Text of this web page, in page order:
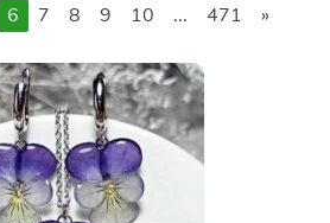
6 7 8 9 10 ... 471 »